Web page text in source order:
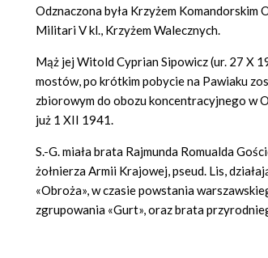
Odznaczona była Krzyżem
MilitariV kl., Krzyżem Walecznych.
Mąż jej Witold Cyprian Sipowicz (ur. 27 X
mostów, po krótkim pobycie na Pawiaku
zbiorowym do obozu koncentracyjnego w
już 1 XII 1941.
S.-G. miała brata Rajmunda Romualda
żołnierza Armii Krajowej, pseud. Lis,
«Obroża»,w czasie powstania
zgrupowania «Gurt»,oraz brata